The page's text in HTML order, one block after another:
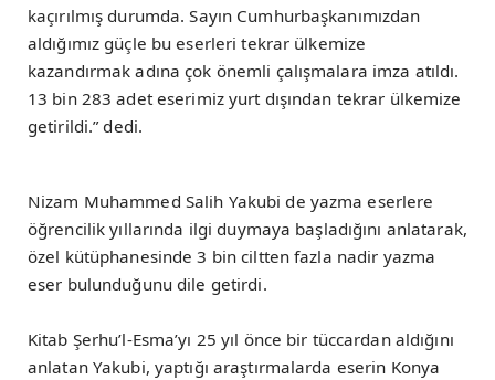
kaçırılmış durumda. Sayın Cumhurbaşkanımızdan
aldığımız güçle bu eserleri tekrar ülkemize
kazandırmak adına çok önemli çalışmalara imza atıldı.
13 bin 283 adet eserimiz yurt dışından tekrar ülkemize
getirildi.” dedi.
Nizam Muhammed Salih Yakubi de yazma eserlere
öğrencilik yıllarında ilgi duymaya başladığını anlatarak,
özel kütüphanesinde 3 bin ciltten fazla nadir yazma
eser bulunduğunu dile getirdi.
Kitab Şerhu’l-Esma’yı 25 yıl önce bir tüccardan aldığını
anlatan Yakubi, yaptığı araştırmalarda eserin Konya